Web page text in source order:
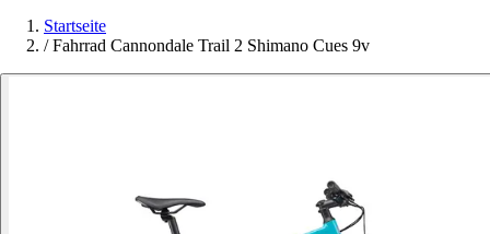
Startseite
/ Fahrrad Cannondale Trail 2 Shimano Cues 9v